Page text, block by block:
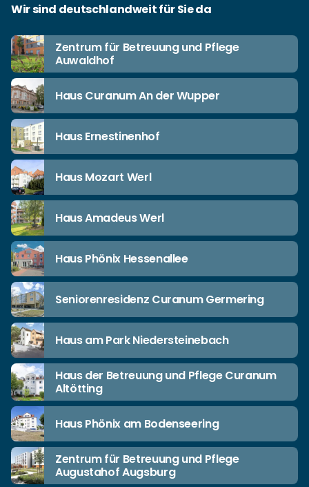
Wir sind deutschlandweit für Sie da
Zentrum für Betreuung und Pflege
Auwaldhof
Haus Curanum An der Wupper
Haus Ernestinenhof
Haus Mozart Werl
Haus Amadeus Werl
Haus Phönix Hessenallee
Seniorenresidenz Curanum Germering
Haus am Park Niedersteinebach
Haus der Betreuung und Pflege Curanum
Altötting
Haus Phönix am Bodenseering
Zentrum für Betreuung und Pflege
Augustahof Augsburg